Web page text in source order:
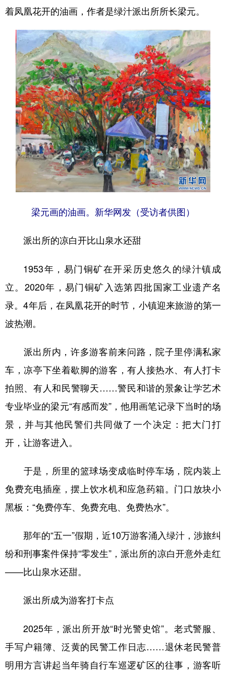
着凤凰花开的油画，作者是绿汁派出所所长梁元。
梁元画的油画。新华网发（受访者供图）
派出所的凉白开比山泉水还甜
1953年，易门铜矿在开采历史悠久的绿汁镇成
立。2020年，易门铜矿入选第四批国家工业遗产名
录。4年后，在凤凰花开的时节，小镇迎来旅游的第一
波热潮。
派出所内，许多游客前来问路，院子里停满私家
车，凉亭下坐着歇脚的游客，有人接热水、有人打卡
拍照、有人和民警聊天……警民和谐的景象让学艺术
专业毕业的梁元“有感而发”，他用画笔记录下当时的场
景，并与其他民警们共同做了一个决定：把大门打
开，让游客进入。
于是，所里的篮球场变成临时停车场，院内装上
免费充电插座，摆上饮水机和应急药箱。门口放块小
黑板：“免费停车、免费充电、免费热水”。
那年的“五一”假期，近10万游客涌入绿汁，涉旅纠
纷和刑事案件保持“零发生”，派出所的凉白开意外走红
——比山泉水还甜。
派出所成为游客打卡点
2025年，派出所开放“时光警史馆”。老式警服、
手写户籍簿、泛黄的民警工作日志……退休老民警普
明用方言讲起当年骑自行车巡逻矿区的往事，游客听